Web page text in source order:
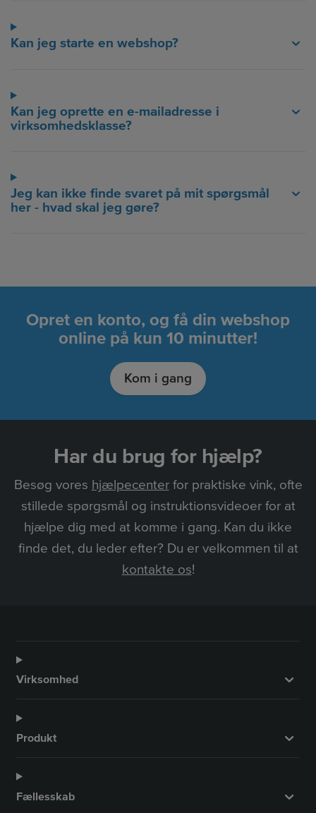
Kan jeg starte en webshop?
Kan jeg oprette en e-mailadresse i
virksomhedsklasse?
Jeg kan ikke finde svaret på mit spørgsmål
her - hvad skal jeg gøre?
Opret en konto, og få din webshop
online på kun 10 minutter!
Kom i gang
Har du brug for hjælp?
Besøg vores hjælpecenterfor praktiske vink, ofte
stillede spørgsmål og instruktionsvideoer for at
hjælpe dig med at komme i gang. Kan du ikke
finde det, du leder efter? Du er velkommen til at
kontakte os!
Virksomhed
Produkt
Fællesskab